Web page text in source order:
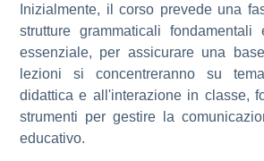
Inizialmente, il corso prevede una
strutture grammaticali
essenziale, per assicurare una
lezioni si concentreranno su
didattica e all'interazione in classe,
strumenti per gestire la
educativo.